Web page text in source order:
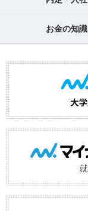
お金の知識